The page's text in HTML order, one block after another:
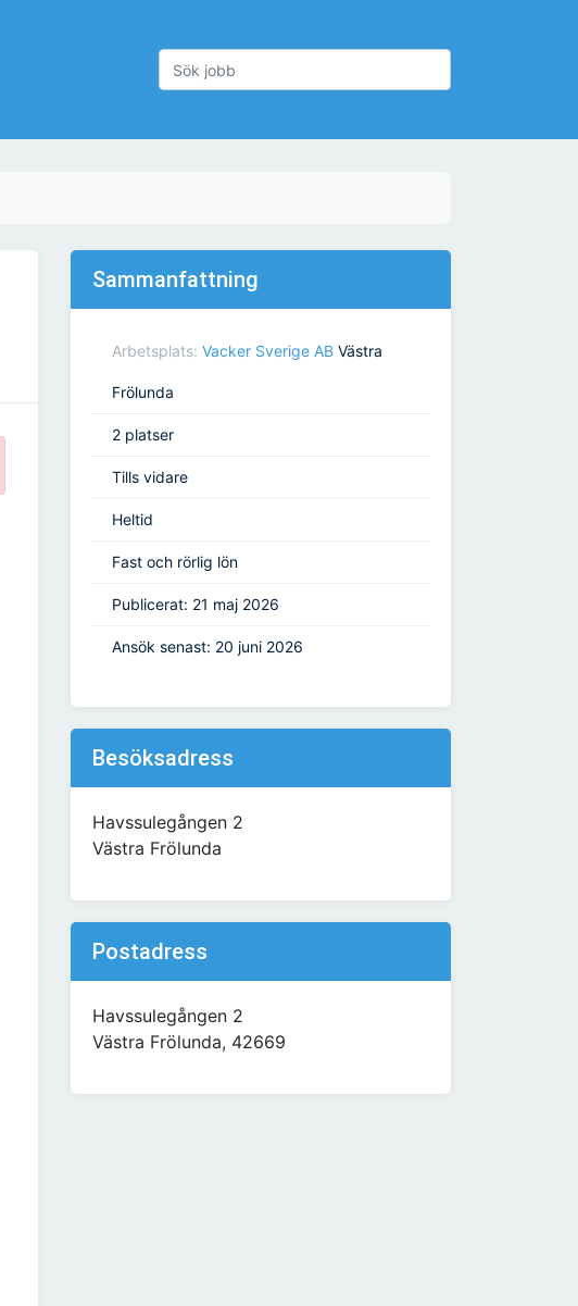
Sammanfattning
Arbetsplats: Vacker Sverige AB Västra
Frölunda
2 platser
Tills vidare
Heltid
Fast och rörlig lön
Publicerat: 21 maj 2026
Ansök senast: 20 juni 2026
Besöksadress
Havssulegången 2
Västra Frölunda
Postadress
Havssulegången 2
Västra Frölunda, 42669